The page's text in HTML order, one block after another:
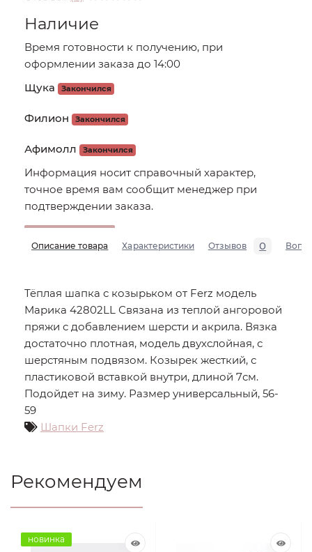
Наличие
Время готовности к получению, при
оформлении заказа до 14:00
Щука
Закончился
Филион Закончился
Афимолл Закончился
Информация носит справочный характер,
точное время вам сообщит менеджер при
подтверждении заказа.
Описание товара Характеристики Отзывов 0
Тёплая шапка с козырьком от Ferz модель
Марика 42802LL Связана из теплой ангоровой
пряжи с добавлением шерсти и акрила. Вязка
достаточно плотная, модель двухслойная, с
шерстяным подвязом. Козырек жесткий, с
пластиковой вставкой внутри, длиной 7см.
Подойдет на зиму. Размер универсальный, 56-
59
Шапки Ferz
Рекомендуем
новинка